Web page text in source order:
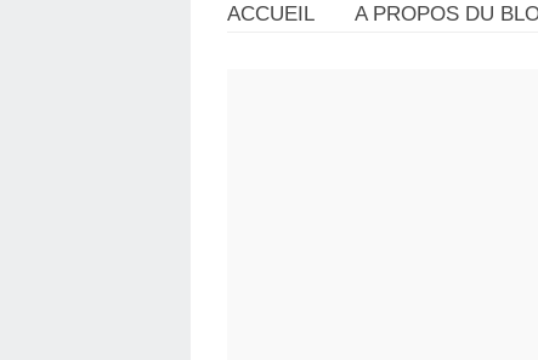
ACCUEIL A PROPOS DU